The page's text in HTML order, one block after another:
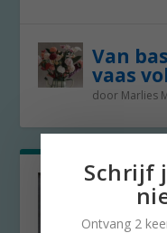
Van
vaas
door Marlies
Schrijf
Ontvang 2